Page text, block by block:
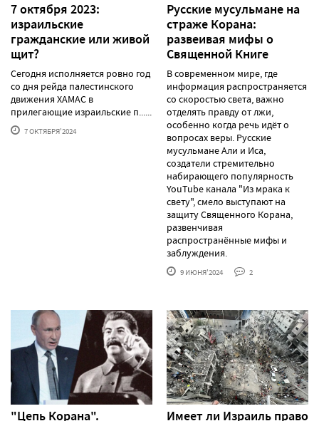
7 октября 2023:
израильские
гражданские или живой
щит?
Сегодня исполняется ровно год
со дня рейда палестинского
движения ХАМАС в
прилегающие израильские п......
7 ОКТЯБРЯ'2024
Русские мусульмане на
страже Корана:
pазвеивая мифы о
Священной Книге
В современном мире, где
информация распространяется
со скоростью света, важно
отделять правду от лжи,
особенно когда речь идёт о
вопросах веры. Русские
мусульмане Али и Иса,
создатели стремительно
набирающего популярность
YouTube канала "Из мрака к
свету", смело выступают на
защиту Священного Корана,
развенчивая
распространённые мифы и
заблуждения.
9 ИЮНЯ'2024 2
"Цепь Корана".
Имеет ли Израиль право